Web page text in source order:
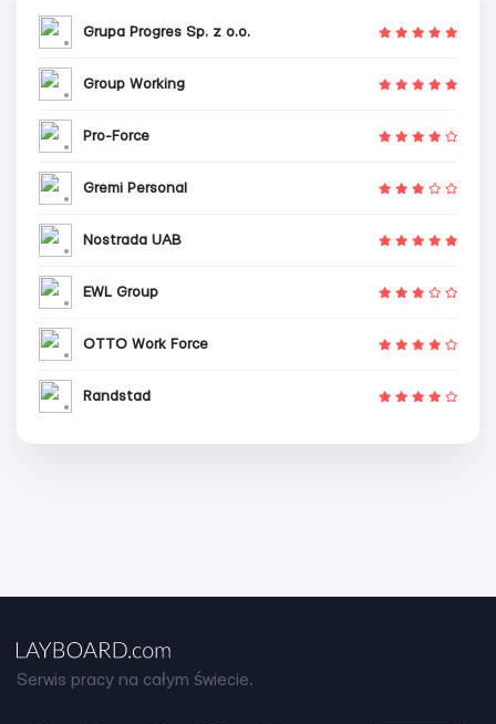
Grupa Progres Sp. z o.o.
Group Working
Pro-Force
Gremi Personal
Nostrada UAB
EWL Group
OTTO Work Force
Randstad
Serwis pracy na całym świecie.